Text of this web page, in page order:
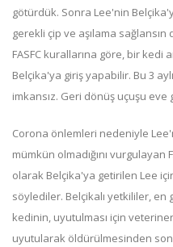
götürdük. Sonra Lee'nin
gerekli çip ve aşılama
FASFC kurallarına göre, bir
Belçika'ya giriş yapabilir. Bu 3
imkansız. Geri dönüş uçuşu eve
Corona önlemleri nedeniyle
mümkün olmadığını vurgulayan
olarak Belçika'ya getirilen Lee
söylediler. Belçikalı yetkililer, en
kedinin, uyutulması için
uyutularak öldürülmesinden